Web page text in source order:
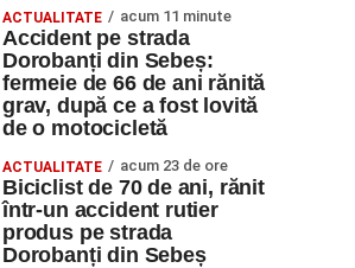
ACTUALITATE acum 11 minute
Accident pe strada
Dorobanți din Sebeș:
fermeie de 66 de ani rănită
grav, după ce a fost lovită
de o motocicletă
ACTUALITATE acum 23 de ore
Biciclist de 70 de ani, rănit
într-un accident rutier
produs pe strada
Dorobanți din Sebeș